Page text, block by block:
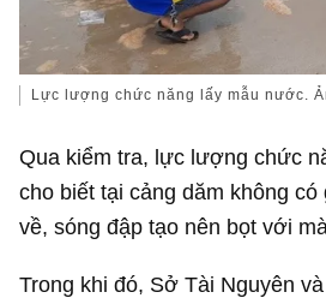
Lực lượng chức năng lấy mẫu nước.
Qua kiểm tra, lực lượng chức
cho biết tại cảng dăm không
về, sóng đập tạo nên bọt với
Trong khi đó, Sở Tài Nguyên